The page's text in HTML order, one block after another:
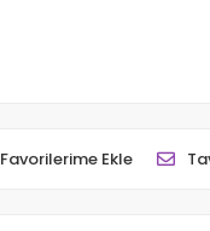
Favorilerime Ekle